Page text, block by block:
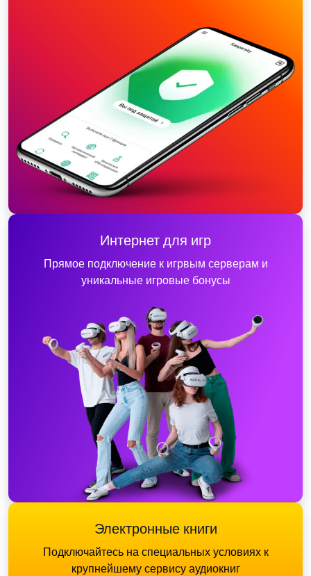
Интернет для игр
Прямое подключение к игрвым серверам и
уникальные игровые бонусы
Электронные книги
Подключайтесь на специальных условиях к
крупнейшему сервису аудиокниг